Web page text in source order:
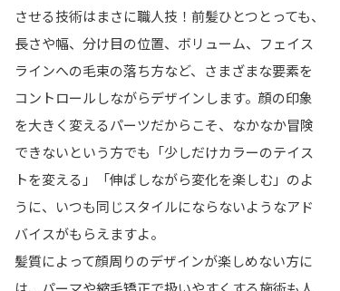
させる技術はまさに職人技！前髪ひとつとっても、
長さや幅、分け目の位置、ボリューム、フェイス
ラインへの毛束の落ち方など、さまざまな要素を
コントロールしながらデザインします。顔の印象
を大きく変えるパーツだからこそ、なかなか冒険
できないという方でも「少しだけカラーのテイス
トを変える」「伸ばしながら変化を楽しむ」のよ
うに、いつも同じスタイルにならないようなアド
バイスがもらえますよ。
髪質によって顔周りのデザインが楽しめない方に